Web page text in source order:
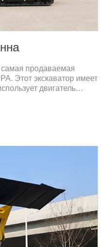
продаваемая
Этот экскаватор имеет
двигатель
Этот двигатель